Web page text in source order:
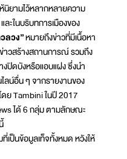
นิยามไว้หลากหลายความ
ะในบริบทการเมืองของ
ลวง”หมายถึงข่าวที่มีเนื้อหา
าวสร้างสถานการณ์ รวมถึง
ปิดบังหรือแอบแฝง ซึ่งนำ
ลน์อื่น ๆ จากรายงานของ
ย Tambini ในปี 2017
ได้ 6 กลุ่ม ตามลักษณะ
ป็นข้อมูลเท็จทั้งหมด หวังให้